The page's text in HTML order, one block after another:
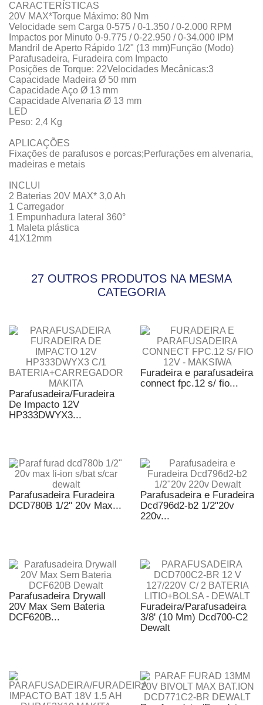
CARACTERÍSTICAS
20V MAX*Torque Máximo: 80 Nm
Velocidade sem Carga 0-575 / 0-1.350 / 0-2.000 RPM
Impactos por Minuto 0-9.775 / 0-22.950 / 0-34.000 IPM
Mandril de Aperto Rápido 1/2" (13 mm)Função (Modo)
Parafusadeira, Furadeira com Impacto
Posições de Torque: 22Velocidades Mecânicas:3
Capacidade Madeira Ø 50 mm
Capacidade Aço Ø 13 mm
Capacidade Alvenaria Ø 13 mm
LED
Peso: 2,4 Kg
APLICAÇÕES
Fixações de parafusos e porcas;Perfurações em alvenaria,
madeiras e metais
INCLUI
2 Baterias 20V MAX* 3,0 Ah
1 Carregador
1 Empunhadura lateral 360°
1 Maleta plástica
41X12mm
27 OUTROS PRODUTOS NA MESMA
CATEGORIA
Parafusadeira/Furadeira
De Impacto 12V
HP333DWYX3...
Furadeira e parafusadeira
connect fpc.12 s/ fio...
Parafusadeira Furadeira
DCD780B 1/2" 20v Max...
Parafusadeira e Furadeira
Dcd796d2-b2 1/2"20v
220v...
Parafusadeira Drywall
20V Max Sem Bateria
DCF620B...
Furadeira/Parafusadeira
3/8' (10 Mm) Dcd700-C2
Dewalt